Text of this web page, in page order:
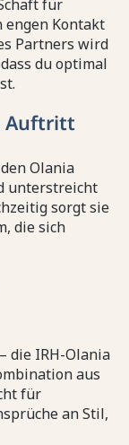
für
engen Kontakt
Partners wird
du optimal
Auftritt
Olania
unterstreicht
sorgt sie
die sich
die IRH-Olania
aus
für
an Stil,